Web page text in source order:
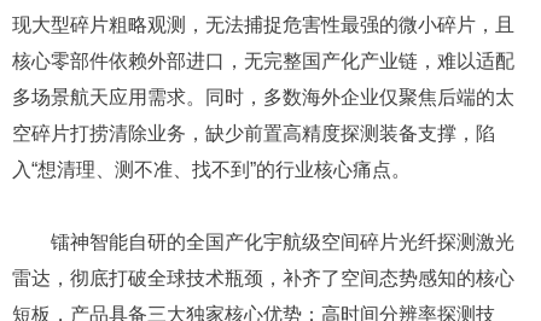
现大型碎片粗略观测，无法捕捉危害性最强的微小碎片，且
核心零部件依赖外部进口，无完整国产化产业链，难以适配
多场景航天应用需求。同时，多数海外企业仅聚焦后端的太
空碎片打捞清除业务，缺少前置高精度探测装备支撑，陷
入“想清理、测不准、找不到”的行业核心痛点。